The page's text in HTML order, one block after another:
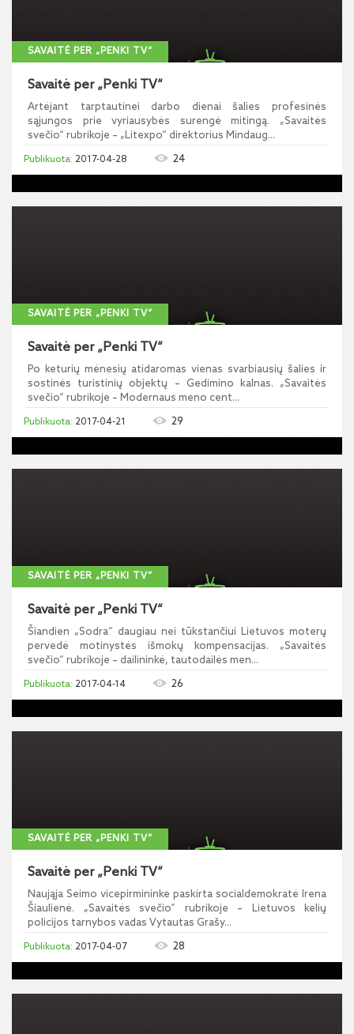
SAVAITĖ PER „PENKI TV“
Savaitė per „Penki TV“
Artėjant tarptautinei darbo dienai šalies profesinės
sąjungos prie vyriausybės surengė mitingą. „Savaitės
svečio“ rubrikoje – „Litexpo“ direktorius Mindaug...
2017-04-28 24
SAVAITĖ PER „PENKI TV“
Savaitė per „Penki TV“
Po keturių mėnesių atidaromas vienas svarbiausių šalies ir
sostinės turistinių objektų – Gedimino kalnas. „Savaitės
svečio“ rubrikoje – Modernaus meno cent...
2017-04-21 29
SAVAITĖ PER „PENKI TV“
Savaitė per „Penki TV“
Šiandien „Sodra“ daugiau nei tūkstančiui Lietuvos moterų
pervedė motinystės išmokų kompensacijas. „Savaitės
svečio“ rubrikoje – dailininkė, tautodailės men...
2017-04-14 26
SAVAITĖ PER „PENKI TV“
Savaitė per „Penki TV“
Naująja Seimo vicepirmininke paskirta socialdemokratė Irena
Šiaulienė. „Savaitės svečio“ rubrikoje – Lietuvos kelių
policijos tarnybos vadas Vytautas Grašy...
2017-04-07 28